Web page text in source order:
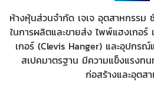
ห้างหุ้นส่วนจำกัด เจเจ อุตสาหกรรม
ในการผลิตและขายส่ง ไพพ์แฮงเกอ
เกอร์ (Clevis Hanger) และอุปกร
สเปคมาตรฐาน มีความแข็งแรงทน
ก่อสร้างและอุตส